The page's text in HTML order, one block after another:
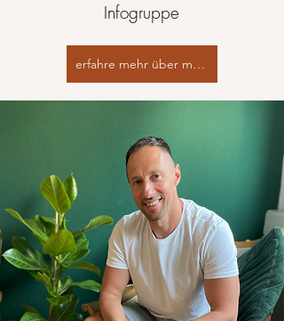
Infogruppe
erfahre mehr über mich